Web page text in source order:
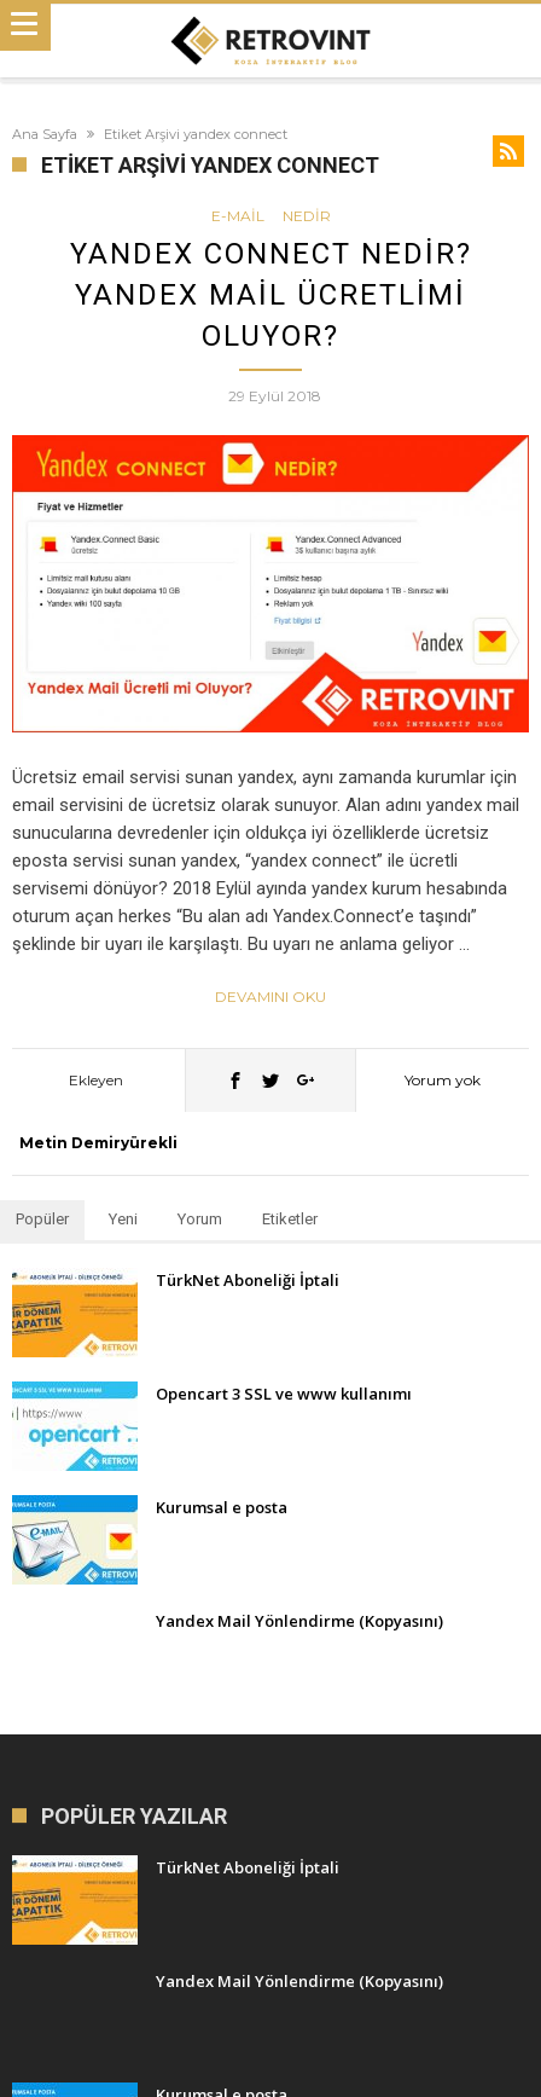
Ana Sayfa Etiket Arşivi yandex connect
ETIKET ARŞIVI YANDEX CONNECT
E-MAIL NEDIR
YANDEX CONNECT NEDIR?
YANDEX MAIL ÜCRETLIMI
OLUYOR?
29 Eylül 2018
Ücretsiz email servisi sunan yandex, aynı zamanda kurumlar için
email servisini de ücretsiz olarak sunuyor. Alan adını yandex mail
sunucularına devredenler için oldukça iyi özelliklerde ücretsiz
eposta servisi sunan yandex, “yandex connect” ile ücretli
servisemi dönüyor? 2018 Eylül ayında yandex kurum hesabında
oturum açan herkes “Bu alan adı Yandex.Connect’e taşındı”
şeklinde bir uyarı ile karşılaştı. Bu uyarı ne anlama geliyor …
DEVAMINI OKU
Ekleyen
Metin Demiryürekli
Yorum yok
Popüler Yeni Yorum Etiketler
TürkNet Aboneliği İptali
Opencart 3 SSL ve www kullanımı
Kurumsal e posta
Yandex Mail Yönlendirme (Kopyasını)
POPÜLER YAZILAR
TürkNet Aboneliği İptali
Yandex Mail Yönlendirme (Kopyasını)